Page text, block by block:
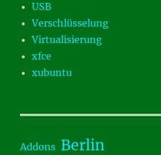
USB
Verschlüsselung
Virtualisierung
xfce
xubuntu
Addons Berlin